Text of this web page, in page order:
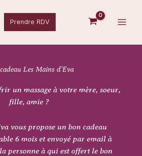
Prendre RDV
Les Mains d'Eva
un massage à votre mère, soeur,
fille, amie ?
vous propose un bon cadeau
6 mois et envoyé par email à
personne à qui est offert le bon